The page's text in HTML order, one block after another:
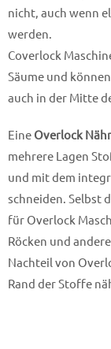
nicht, auch wenn
werden.
Coverlock
Säume und
auch in der Mitte
Eine Overlock
mehrere Lagen
und mit dem
schneiden. Selbst
für Overlock
Röcken und
Nachteil von
Rand der Stoffe